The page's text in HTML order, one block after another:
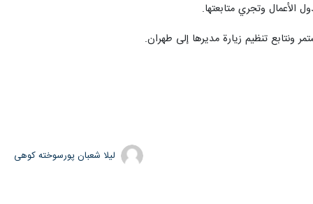
الأعمال وتجري متابعتها.
ونتابع تنظيم زيارة مديرها إلى طهران.
لیلا شعبان پورسوخته کوهی